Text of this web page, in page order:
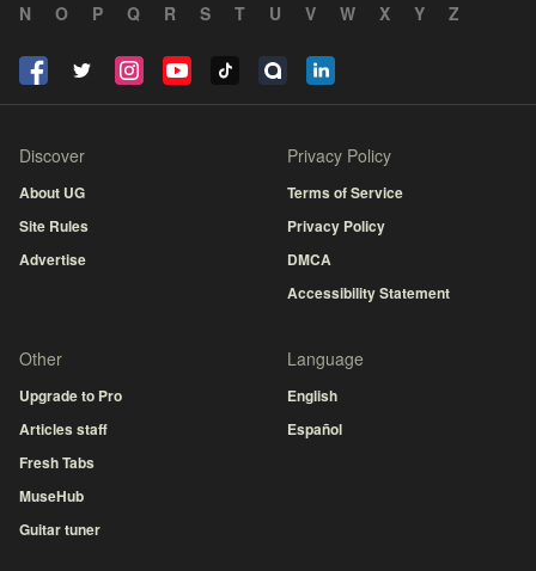
N
O P Q R S T U V W X Y Z
Discover
About UG
Site Rules
Advertise
Privacy Policy
Terms of Service
Privacy Policy
DMCA
Accessibility Statement
Other
Upgrade to Pro
Articles staff
Fresh Tabs
MuseHub
Guitar tuner
Language
English
Español